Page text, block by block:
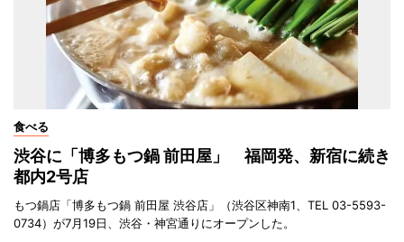
食べる
渋谷に「博多もつ鍋 前田屋」 福岡発、新宿に続き
都内2号店
もつ鍋店「博多もつ鍋 前田屋 渋谷店」（渋谷区神南1、TEL 03-5593-
0734）が7月19日、渋谷・神宮通りにオープンした。